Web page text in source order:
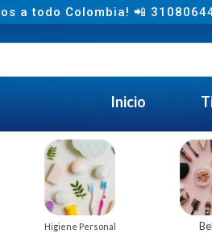
a todo Colombia! 📲
Inicio
Higiene Personal